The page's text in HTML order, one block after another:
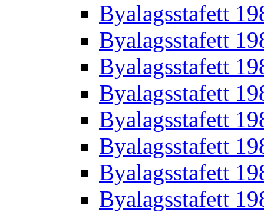
Byalagsstafett
Byalagsstafett
Byalagsstafett
Byalagsstafett
Byalagsstafett
Byalagsstafett
Byalagsstafett
Byalagsstafett